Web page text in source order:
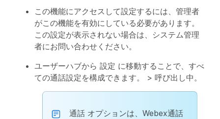
この機能にアクセスして設定するには、管理者
がこの機能を有効にしている必要があります。
この設定が表示されない場合は、システム管理
者にお問い合わせください。
ユーザーハブから 設定 に移動することで、すべ
ての通話設定を構成できます。 > 呼び出し中 。
通話 オプションは、Webex通話